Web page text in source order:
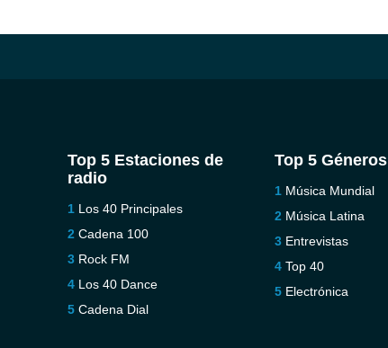
Top 5 Estaciones de
radio
Los 40 Principales
Cadena 100
Rock FM
Los 40 Dance
Cadena Dial
Top 5 Géneros
Música Mundial
Música Latina
Entrevistas
Top 40
Electrónica